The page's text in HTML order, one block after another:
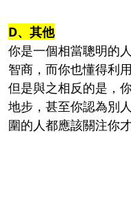
D、其他
你是一個相當聰明的
智商，而你也懂得利
但是與之相反的是，
地步，甚至你認為別
圍的人都應該關注你才